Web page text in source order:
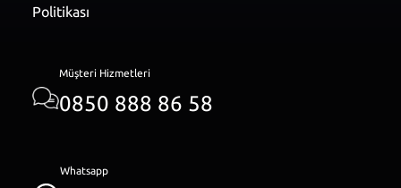
Politikası
Müşteri Hizmetleri
0850 888 86 58
Whatsapp